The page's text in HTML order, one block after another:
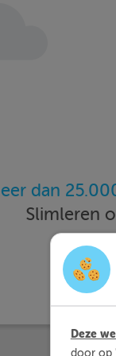
dan
Slimleren
Deze
door op